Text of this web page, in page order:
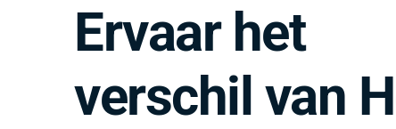
Ervaar het
verschil van